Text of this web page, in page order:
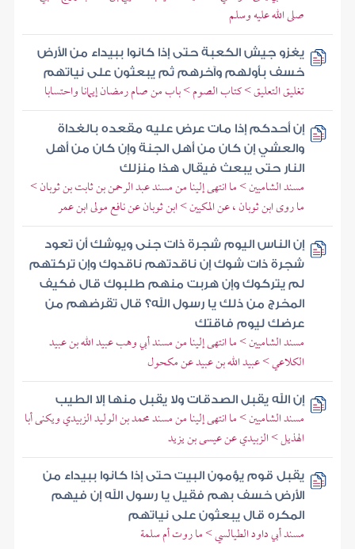
صلى الله عليه وسلم
يغزو جيش الكعبة حتى إذا كانوا ببيداء من الأرض
خسف بأولهم وآخرهم ثم يبعثون على نياتهم
تغليق التعليق > كتاب الصوم > باب من صام رمضان إيمانا واحتسابا
إن أحدكم إذا مات عرض عليه مقعده بالغداة
والعشي إن كان من أهل الجنة وإن كان من أهل
النار حتى يبعث فيقال هذا منزلك
مسند الشاميين > ما انتهى إلينا من مسند عبد الرحمن بن ثابت بن ثوبان >
ما روى ابن ثوبان ، عن المكيين > ابن ثوبان عن نافع مولى ابن عمر
إن الناس اليوم شجرة ذات جنى ويوشك أن تعود
شجرة ذات شوك إن ناقدتهم ناقدوك وإن تركتهم
لم يتركوك وإن هربت منهم طلبوك قال فكيف
المخرج من ذلك يا رسول الله؟ قال تقرضهم من
عرضك ليوم فاقتك
مسند الشاميين > ما انتهى إلينا من مسند أبي وهب عبيد الله بن عبيد
الكلاعي > عبيد الله بن عبيد عن مكحول
إن الله يقبل الصدقات ولا يقبل منها إلا الطيب
مسند الشاميين > ما انتهى إلينا من مسند محمد بن الوليد الزبيدي ويكنى أبا
الهذيل > الزبيدي عن عيسى بن يزيد
يقبل قوم يؤمون البيت حتى إذا كانوا ببيداء من
الأرض خسف بهم فقيل يا رسول الله إن فيهم
المكره قال يبعثون على نياتهم
مسند أبي داود الطيالسي > ما روت أم سلمة